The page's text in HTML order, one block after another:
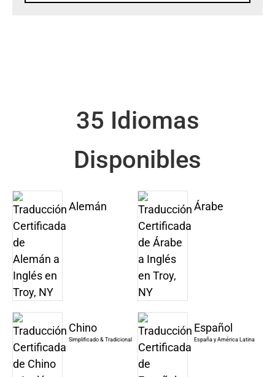
35 Idiomas
Disponibles
Alemán Árabe
Chino
Simplificado & Tradicional
Español
España y América Latina